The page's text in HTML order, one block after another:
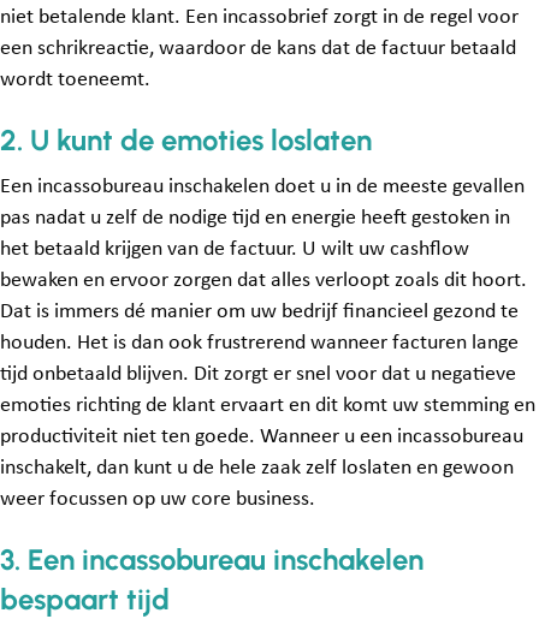
niet betalende klant. Een incassobrief zorgt in de regel voor
een schrikreactie, waardoor de kans dat de factuur betaald
wordt toeneemt.
2. U kunt de emoties loslaten
Een incassobureau inschakelen doet u in de meeste gevallen
pas nadat u zelf de nodige tijd en energie heeft gestoken in
het betaald krijgen van de factuur. U wilt uw cashflow
bewaken en ervoor zorgen dat alles verloopt zoals dit hoort.
Dat is immers dé manier om uw bedrijf financieel gezond te
houden. Het is dan ook frustrerend wanneer facturen lange
tijd onbetaald blijven. Dit zorgt er snel voor dat u negatieve
emoties richting de klant ervaart en dit komt uw stemming en
productiviteit niet ten goede. Wanneer u een incassobureau
inschakelt, dan kunt u de hele zaak zelf loslaten en gewoon
weer focussen op uw core business.
3. Een incassobureau inschakelen
bespaart tijd